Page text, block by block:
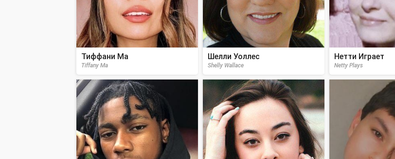
Тиффани Ма
Tiffany Ma
Шелли Уоллес
Shelly Wallace
Нетти Играет
Netty Plays